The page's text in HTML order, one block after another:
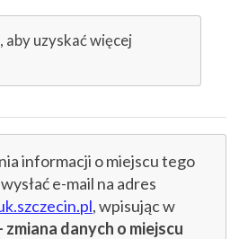
aby uzyskać więcej
informacji o miejscu tego
e-mail na adres
, wpisując w
zmiana danych o miejscu